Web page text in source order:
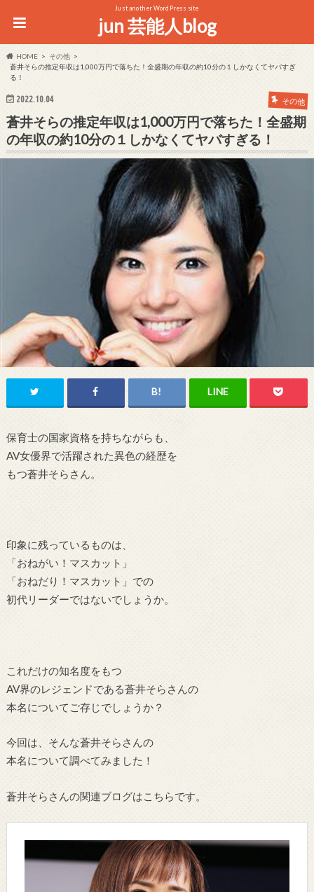
Just another WordPress site
jun 芸能人blog
HOME
その他
蒼井そらの推定年収は1,000万円で落ちた！全盛期の年収の約10分の１しかなくてヤバすぎ
る！
2022.10.04 その他
蒼井そらの推定年収は1,000万円で落ちた！全盛期
の年収の約10分の１しかなくてヤバすぎる！
保育士の国家資格を持ちながらも、
AV女優界で活躍された異色の経歴を
もつ蒼井そらさん。
印象に残っているものは、
「おねがい！マスカット」
「おねだり！マスカット」での
初代リーダーではないでしょうか。
これだけの知名度をもつ
AV界のレジェンドである蒼井そらさんの
本名についてご存じでしょうか？
今回は、そんな蒼井そらさんの
本名について調べてみました！
蒼井そらさんの関連ブログはこちらです。